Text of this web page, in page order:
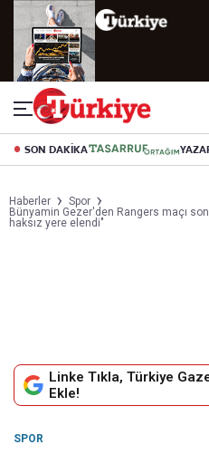
SON DAKİKA
Haberler
Spor
Bünyamin Gezer'den Rangers maçı
haksız yere elendi"
Linke Tıkla, Türkiye
Ekle!
SPOR